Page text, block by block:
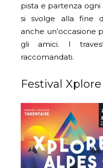
pista e partenza ogni
si svolge alla fine
anche un’occasione
gli amici. I
raccomandati.
Festival